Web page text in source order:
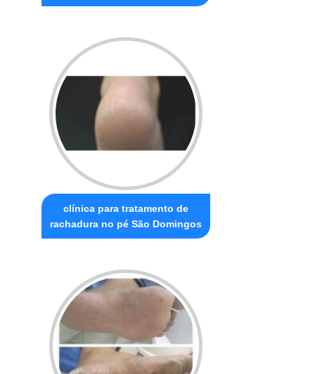
clínica para tratamento de
rachadura no pé São Domingos